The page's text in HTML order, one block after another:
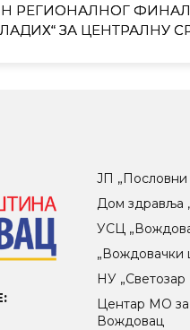
РЕГИОНАЛНОГ
ЗА ЦЕНТРАЛНУ
ЈП
Дом здравља
УСЦ
„Вождовачки
НУ
Центар МO
Вождовац